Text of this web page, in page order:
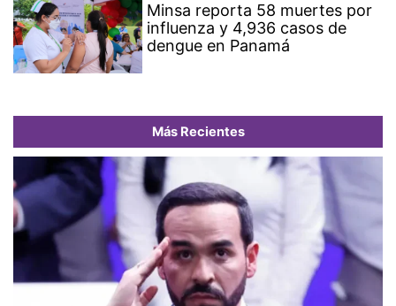
Minsa reporta 58 muertes por
influenza y 4,936 casos de
dengue en Panamá
Más Recientes